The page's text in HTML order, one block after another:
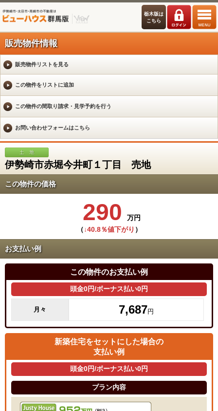
栃木版は
こちら
販売物件情報
販売物件リストを見る
伊勢崎市赤堀今井町１丁目 売地
この物件の価格
290
万円
（↓40.8％値下がり ）
お支払い例
この物件のお支払い例
頭金0円/ボーナス払い0円
月々 7,687円
新築住宅をセットにした場合の
支払い例
頭金0円/ボーナス払い0円
プラン内容